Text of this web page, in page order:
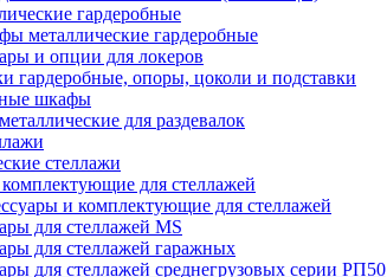
гардеробные
металлические гардеробные
и опции для локеров
гардеробные, опоры, цоколи и подставки
шкафы
для раздевалок
стеллажи
для стеллажей
и комплектующие для стеллажей
для стеллажей MS
для стеллажей гаражных
для стеллажей среднегрузовых серии РП50